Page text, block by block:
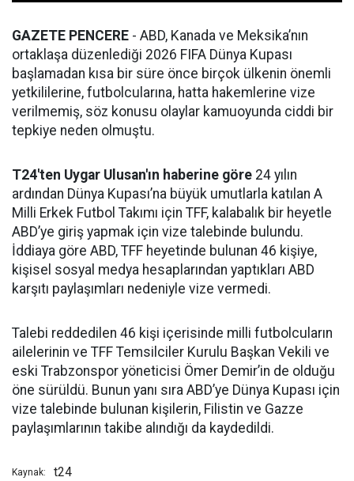
GAZETE PENCERE - ABD, Kanada ve Meksika’nın
ortaklaşa düzenlediği 2026 FIFA Dünya Kupası
başlamadan kısa bir süre önce birçok ülkenin önemli
yetkililerine, futbolcularına, hatta hakemlerine vize
verilmemiş, söz konusu olaylar kamuoyunda ciddi bir
tepkiye neden olmuştu.
T24'ten Uygar Ulusan'ın haberine göre 24 yılın
ardından Dünya Kupası’na büyük umutlarla katılan A
Milli Erkek Futbol Takımı için TFF, kalabalık bir heyetle
ABD’ye giriş yapmak için vize talebinde bulundu.
İddiaya göre ABD, TFF heyetinde bulunan 46 kişiye,
kişisel sosyal medya hesaplarından yaptıkları ABD
karşıtı paylaşımları nedeniyle vize vermedi.
Talebi reddedilen 46 kişi içerisinde milli futbolcuların
ailelerinin ve TFF Temsilciler Kurulu Başkan Vekili ve
eski Trabzonspor yöneticisi Ömer Demir’in de olduğu
öne sürüldü. Bunun yanı sıra ABD’ye Dünya Kupası için
vize talebinde bulunan kişilerin, Filistin ve Gazze
paylaşımlarının takibe alındığı da kaydedildi.
Kaynak: t24